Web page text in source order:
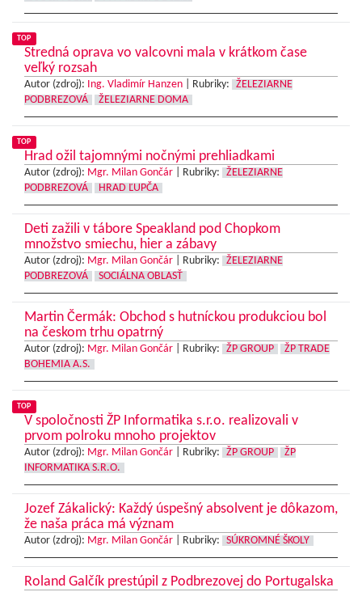
TOP
Stredná oprava vo valcovni mala v krátkom čase
veľký rozsah
Autor (zdroj): Ing. Vladimír Hanzen Rubriky:
ŽELEZIARNE
PODBREZOVÁ
ŽELEZIARNE DOMA
TOP
Hrad ožil tajomnými nočnými prehliadkami
Autor (zdroj): Mgr. Milan Gončár Rubriky:
ŽELEZIARNE
PODBREZOVÁ
HRAD ĽUPČA
Deti zažili v tábore Speakland pod Chopkom
množstvo smiechu, hier a zábavy
Autor (zdroj): Mgr. Milan Gončár Rubriky:
ŽELEZIARNE
PODBREZOVÁ
SOCIÁLNA OBLASŤ
Martin Čermák: Obchod s hutníckou produkciou bol
na českom trhu opatrný
Autor (zdroj): Mgr. Milan Gončár Rubriky: ŽP GROUP
ŽP TRADE
BOHEMIA A.S.
TOP
V spoločnosti ŽP Informatika s.r.o. realizovali v
prvom polroku mnoho projektov
Autor (zdroj): Mgr. Milan Gončár Rubriky: ŽP GROUP
ŽP
INFORMATIKA S.R.O.
Jozef Zákalický: Každý úspešný absolvent je dôkazom,
že naša práca má význam
Autor (zdroj): Mgr. Milan Gončár Rubriky: SÚKROMNÉ ŠKOLY
Roland Galčík prestúpil z Podbrezovej do Portugalska